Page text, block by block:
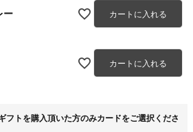
ー カートに入れる
カートに入れる
フトを購入頂いた方のみカードをご選択くださ